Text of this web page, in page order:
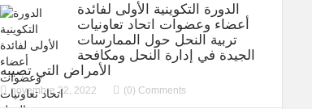
الدورة التكوينية الأولى لفائدة
أعضاء وعضوات اتحاد تعاونيات
تربية النحل حول الممارسات
الجيدة في إدارة النحل ومكافحة
الأمراض التي تصيبه
novembre 22, 2022 (0) Comments